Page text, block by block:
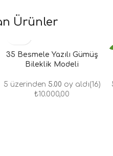
Ürünler
35 Besmele Yazılı Gümüş
Bileklik Modeli
5 üzerinden 5.00 oy aldı(16)
₺10.000,00